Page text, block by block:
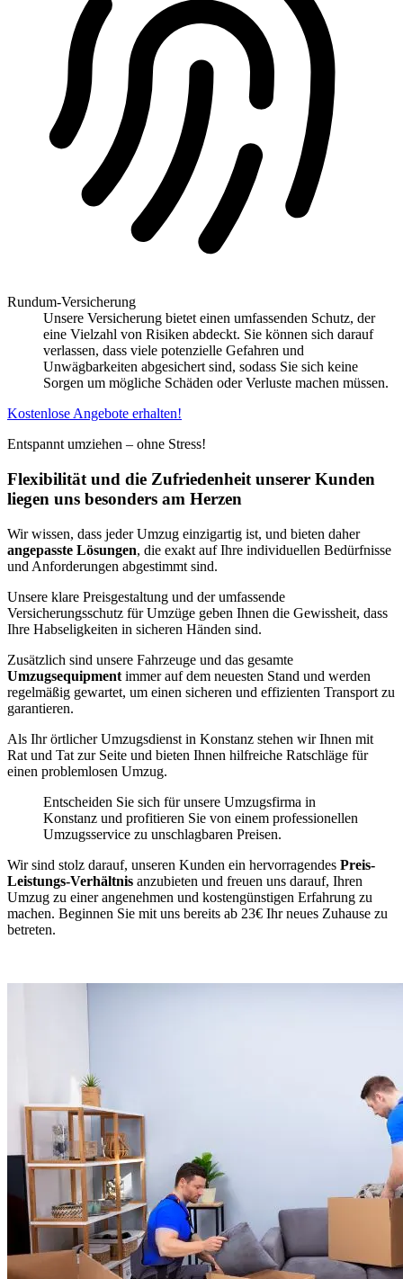
Rundum-Versicherung
Unsere Versicherung bietet einen umfassenden Schutz, der
eine Vielzahl von Risiken abdeckt. Sie können sich darauf
verlassen, dass viele potenzielle Gefahren und
Unwägbarkeiten abgesichert sind, sodass Sie sich keine
Sorgen um mögliche Schäden oder Verluste machen müssen.
Kostenlose Angebote erhalten!
Entspannt umziehen – ohne Stress!
Flexibilität und die Zufriedenheit unserer Kunden
liegen uns besonders am Herzen
Wir wissen, dass jeder Umzug einzigartig ist, und bieten daher
angepasste Lösungen, die exakt auf Ihre individuellen Bedürfnisse
und Anforderungen abgestimmt sind.
Unsere klare Preisgestaltung und der umfassende
Versicherungsschutz für Umzüge geben Ihnen die Gewissheit, dass
Ihre Habseligkeiten in sicheren Händen sind.
Zusätzlich sind unsere Fahrzeuge und das gesamte
Umzugsequipment immer auf dem neuesten Stand und werden
regelmäßig gewartet, um einen sicheren und effizienten Transport zu
garantieren.
Als Ihr örtlicher Umzugsdienst in Konstanz stehen wir Ihnen mit
Rat und Tat zur Seite und bieten Ihnen hilfreiche Ratschläge für
einen problemlosen Umzug.
Entscheiden Sie sich für unsere Umzugsfirma in
Konstanz und profitieren Sie von einem professionellen
Umzugsservice zu unschlagbaren Preisen.
Wir sind stolz darauf, unseren Kunden ein hervorragendes Preis-
Leistungs-Verhältnis anzubieten und freuen uns darauf, Ihren
Umzug zu einer angenehmen und kostengünstigen Erfahrung zu
machen. Beginnen Sie mit uns bereits ab 23€ Ihr neues Zuhause zu
betreten.